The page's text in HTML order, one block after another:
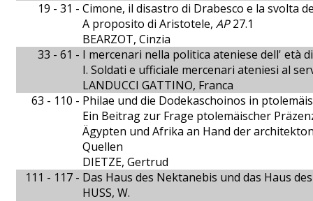
19 - 31 - Cimone, il disastro di Drabesco e la svolta
A proposito di Aristotele, AP27.1
BEARZOT, Cinzia
33 - 61 - I mercenari nella politica ateniese dell' età
I. Soldati e ufficiale mercenari ateniesi al
LANDUCCI GATTINO, Franca
63 - 110 - Philae und die Dodekaschoinos in
Ein Beitrag zur Frage ptolemäischer
Ägypten und Afrika an Hand der
Quellen
DIETZE, Gertrud
111 - 117 - Das Haus des Nektanebis und das Haus
HUSS, W.